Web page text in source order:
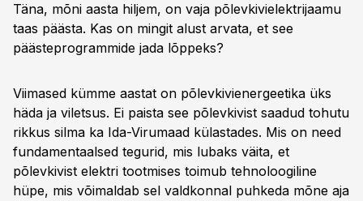
Täna, mõni aasta hiljem, on vaja põlevkivielektrijaamu
taas päästa. Kas on mingit alust arvata, et see
päästeprogrammide jada lõppeks?
Viimased kümme aastat on põlevkivienergeetika üks
häda ja viletsus. Ei paista see põlevkivist saadud tohutu
rikkus silma ka Ida-Virumaad külastades. Mis on need
fundamentaalsed tegurid, mis lubaks väita, et
põlevkivist elektri tootmises toimub tehnoloogiline
hüpe, mis võimaldab sel valdkonnal puhkeda mõne aja